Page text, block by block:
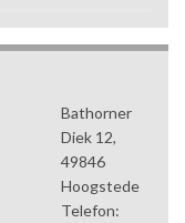
Bathorner
Diek 12,
49846
Hoogstede
Telefon: